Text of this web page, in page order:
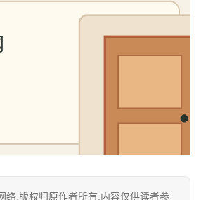
络,版权归原作者所有,内容仅供读者参